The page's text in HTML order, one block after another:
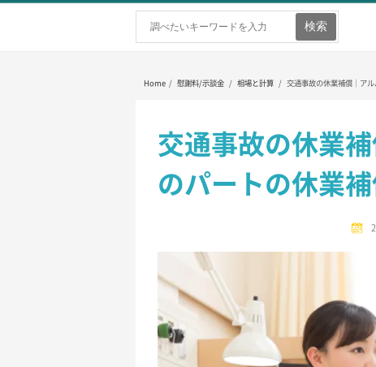
ホーム 弁護士を探す 弁護士費用
Home / 慰謝料/示談金 / 相場と計算 / 交通事故の休業補償｜ア
交通事故の休業
のパートの休業